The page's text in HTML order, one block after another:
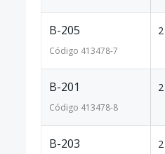
B-205
Código 413478-7
2
B-201
Código 413478-8
2
B-203 2